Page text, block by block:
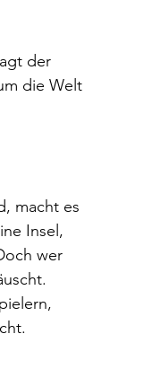
der
die Welt
macht es
Insel,
wer